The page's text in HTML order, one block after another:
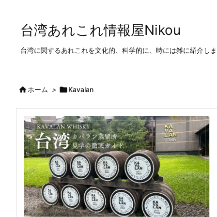
台湾あれこれ情報屋Nikou
台湾に関するあれこれを文化的、科学的に、時には雑に紹介し
ホーム > Kavalan